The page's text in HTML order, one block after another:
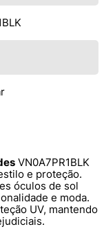
VN0A7PR1BLK
e proteção.
óculos de sol
e moda.
UV, mantendo